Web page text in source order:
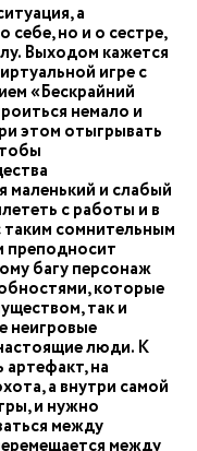
а
себе, но и о сестре,
Выходом кажется
игре с
«Бескрайний
немало и
этом отыгрывать
маленький и слабый
с работы и в
таким сомнительным
преподносит
багу персонаж
которые
так и
неигровые
люди. К
на
а внутри самой
и нужно
между